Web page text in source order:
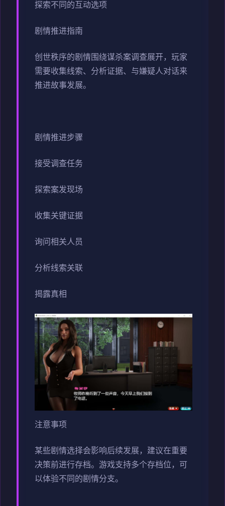
探索不同的互动选项
剧情推进指南
创世秩序的剧情围绕谋杀案调查展开，玩家
需要收集线索、分析证据、与嫌疑人对话来
推进故事发展。
剧情推进步骤
接受调查任务
探索案发现场
收集关键证据
询问相关人员
分析线索关联
揭露真相
注意事项
某些剧情选择会影响后续发展，建议在重要
决策前进行存档。游戏支持多个存档位，可
以体验不同的剧情分支。